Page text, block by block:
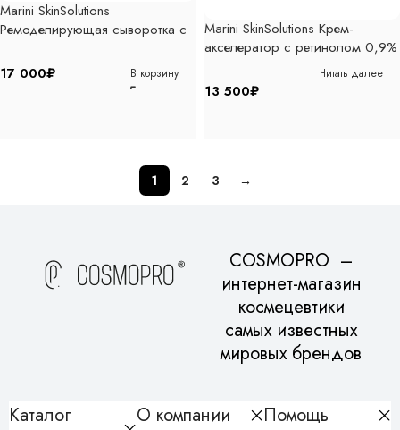
Marini SkinSolutions
Ремоделирующая сыворотка с
17 000₽ В корзину
Marini SkinSolutions Крем-
акселератор с ретинолом 0,9%
для решения проблем
возрастного акне, 28 гр
13 500₽
Читать далее
1 2 3 →
COSMOPRO –
интернет-магазин
космецевтики
самых известных
мировых брендов
Каталог
О компании Помощь